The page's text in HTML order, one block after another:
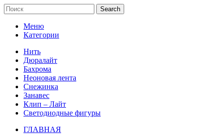
Search
Меню
Категории
Нить
Дюралайт
Бахрома
Неоновая лента
Снежинка
Занавес
Клип – Лайт
Светодиодные фигуры
ГЛАВНАЯ